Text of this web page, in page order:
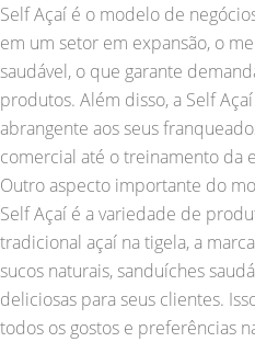
Self Açaí é o modelo de
em um setor em expansão, o
saudável, o que garante
produtos. Além disso, a Self
abrangente aos seus
comercial até o treinamento da
Outro aspecto importante do
Self Açaí é a variedade de
tradicional açaí na tigela, a
sucos naturais, sanduíches
deliciosas para seus clientes.
todos os gostos e preferências